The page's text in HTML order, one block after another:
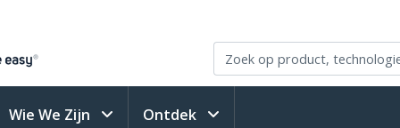
Wie We Zijn Ontdek